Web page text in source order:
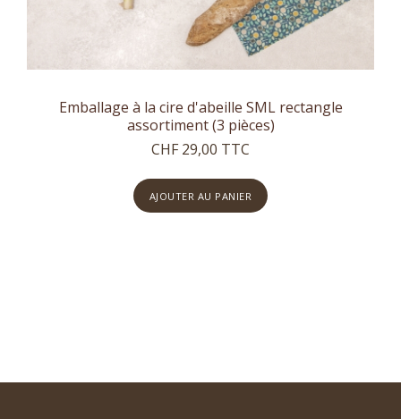
Emballage à la cire d'abeille SML rectangle
assortiment (3 pièces)
CHF 29,00 TTC
AJOUTER AU PANIER